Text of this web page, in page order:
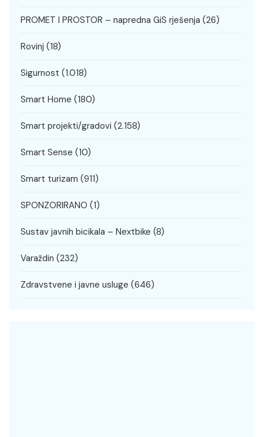
PROMET I PROSTOR – napredna GiS rješenja (26)
Rovinj (18)
Sigurnost (1.018)
Smart Home (180)
Smart projekti/gradovi (2.158)
Smart Sense (10)
Smart turizam (911)
SPONZORIRANO (1)
Sustav javnih bicikala – Nextbike (8)
Varaždin (232)
Zdravstvene i javne usluge (646)